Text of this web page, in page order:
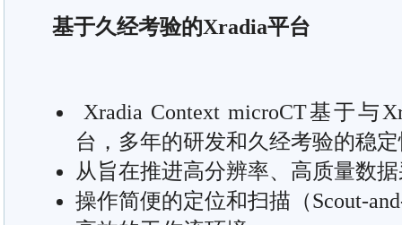
基于久经考验的Xradia平台
Xradia Context microCT基于与
台，多年的研发和久经考验的稳
从旨在推进高分辨率、高质量数
操作简便的定位和扫描（Scout-